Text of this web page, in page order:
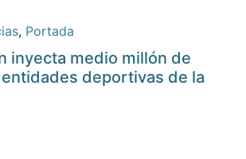
, Portada
inyecta medio millón de
deportivas de la